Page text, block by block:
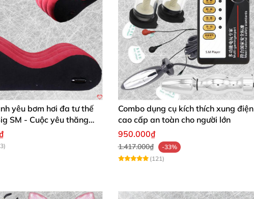
yêu bơm hơi đa tư thế
SM - Cuộc yêu thăng
mua
Combo dụng cụ kích thích xung điện
cao cấp an toàn cho người lớn
950.000₫
1.417.000₫
-33%
(121)